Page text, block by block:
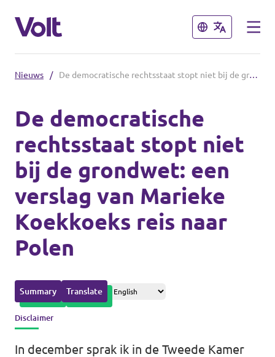
Sluiten
Volt Amsterdam
Volt Arnhem
Volt Delft
...alle Volt gemeenten
Afdelingen in de provincies
Volt Drenthe
Volt Fryslân
Volt Provincie Utrecht
Sluiten
Standpunten
Over Volt
Mensen
Agenda
Nieuws / De democratische rechtsstaat stopt niet bij de grondwet: een verslag van Marieke Koekkoeks reis naar Polen
De democratische
rechtsstaat stopt niet
bij de grondwet: een
verslag van Marieke
Koekkoeks reis naar
Polen
Summary Translate
Disclaimer
In december sprak ik in de Tweede Kamer